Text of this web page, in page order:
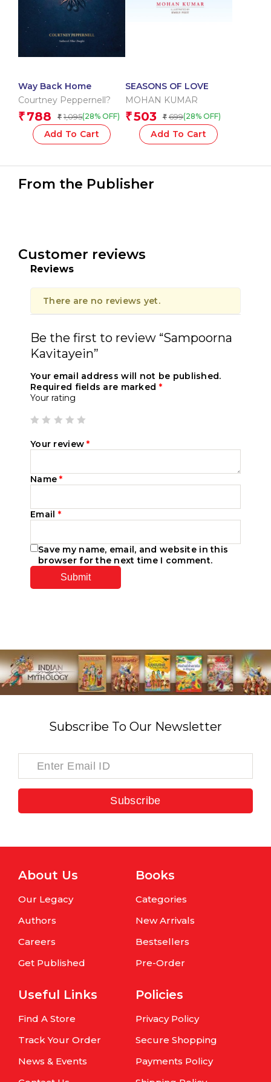
Way Back Home
Courtney Peppernell?
₹ 788 ₹ 1,095(28% OFF)
Add To Cart
SEASONS OF LOVE
MOHAN KUMAR
₹503 ₹ 699(28% OFF)
Add To Cart
From the Publisher
Customer reviews
Reviews
There are no reviews yet.
Be the first to review “Sampoorna
Kavitayein”
Your email address will not be published.
Required fields are marked *
Your rating
Your review*
Name*
Email *
Save my name, email, and website in this
browser for the next time I comment.
Subscribe To Our Newsletter
Subscribe
About Us
Our Legacy
Authors
Careers
Get Published
Books
Categories
New Arrivals
Bestsellers
Pre-Order
Useful Links
Find A Store
Track Your Order
News & Events
Policies
Privacy Policy
Secure Shopping
Payments Policy